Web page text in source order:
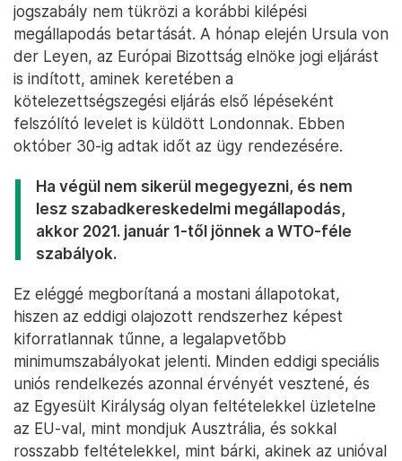
jogszabály nem tükrözi a korábbi kilépési
megállapodás betartását. A hónap elején Ursula von
der Leyen, az Európai Bizottság elnöke jogi eljárást
is indított, aminek keretében a
kötelezettségszegési eljárás első lépéseként
felszólító levelet is küldött Londonnak. Ebben
október 30-ig adtak időt az ügy rendezésére.
Ha végül nem sikerül megegyezni, és nem
lesz szabadkereskedelmi megállapodás,
akkor 2021. január 1-től jönnek a WTO-féle
szabályok.
Ez eléggé megborítaná a mostani állapotokat,
hiszen az eddigi olajozott rendszerhez képest
kiforratlannak tűnne, a legalapvetőbb
minimumszabályokat jelenti. Minden eddigi speciális
uniós rendelkezés azonnal érvényét vesztené, és
az Egyesült Királyság olyan feltételekkel üzletelne
az EU-val, mint mondjuk Ausztrália, és sokkal
rosszabb feltételekkel, mint bárki, akinek az unióval